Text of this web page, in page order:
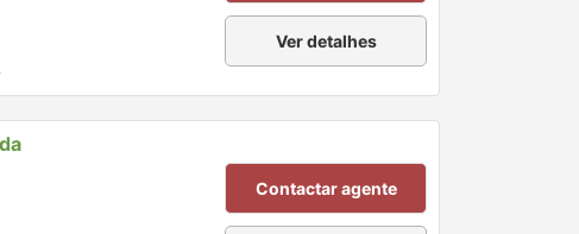
Ver detalhes
Contactar agente